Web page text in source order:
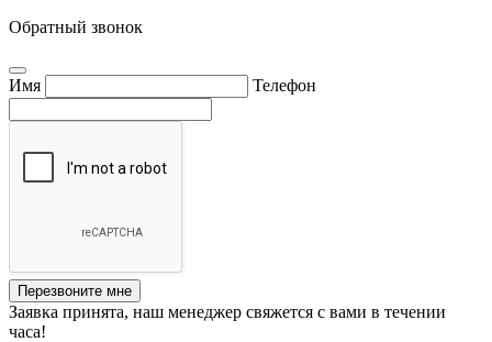
Обратный звонок
Имя Телефон
Перезвоните мне
Заявка принята, наш менеджер свяжется с вами в течении
часа!